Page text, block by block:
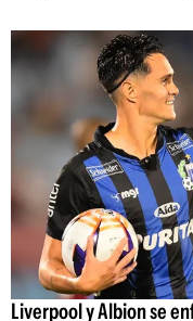
Liverpool y Albion se